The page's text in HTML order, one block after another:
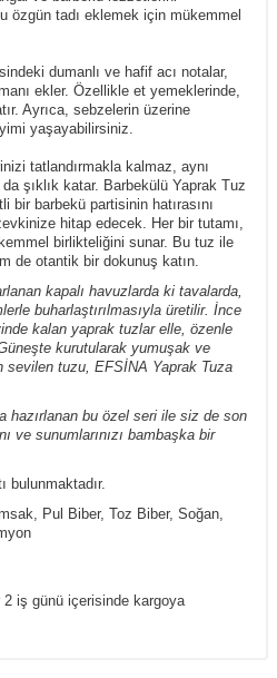
özgün tadı eklemek için mükemmel
dumanlı ve hafif acı notalar,
ekler. Özellikle et yemeklerinde,
Ayrıca, sebzelerin üzerine
yaşayabilirsiniz.
tatlandırmakla kalmaz, aynı
şıklık katar. Barbekülü Yaprak Tuz
bir barbekü partisinin hatırasını
hitap edecek. Her bir tutamı,
birlikteliğini sunar. Bu tuz ile
de otantik bir dokunuş katın.
kapalı havuzlarda ki tavalarda,
buharlaştırılmasıyla üretilir. İnce
kalan yaprak tuzlar elle, özenle
kurutularak yumuşak ve
sevilen tuzu, EFSİNA Yaprak Tuza
hazırlanan bu özel seri ile siz de son
ve sunumlarınızı bambaşka bir
bulunmaktadır.
Pul Biber, Toz Biber, Soğan,
2 iş günü içerisinde kargoya